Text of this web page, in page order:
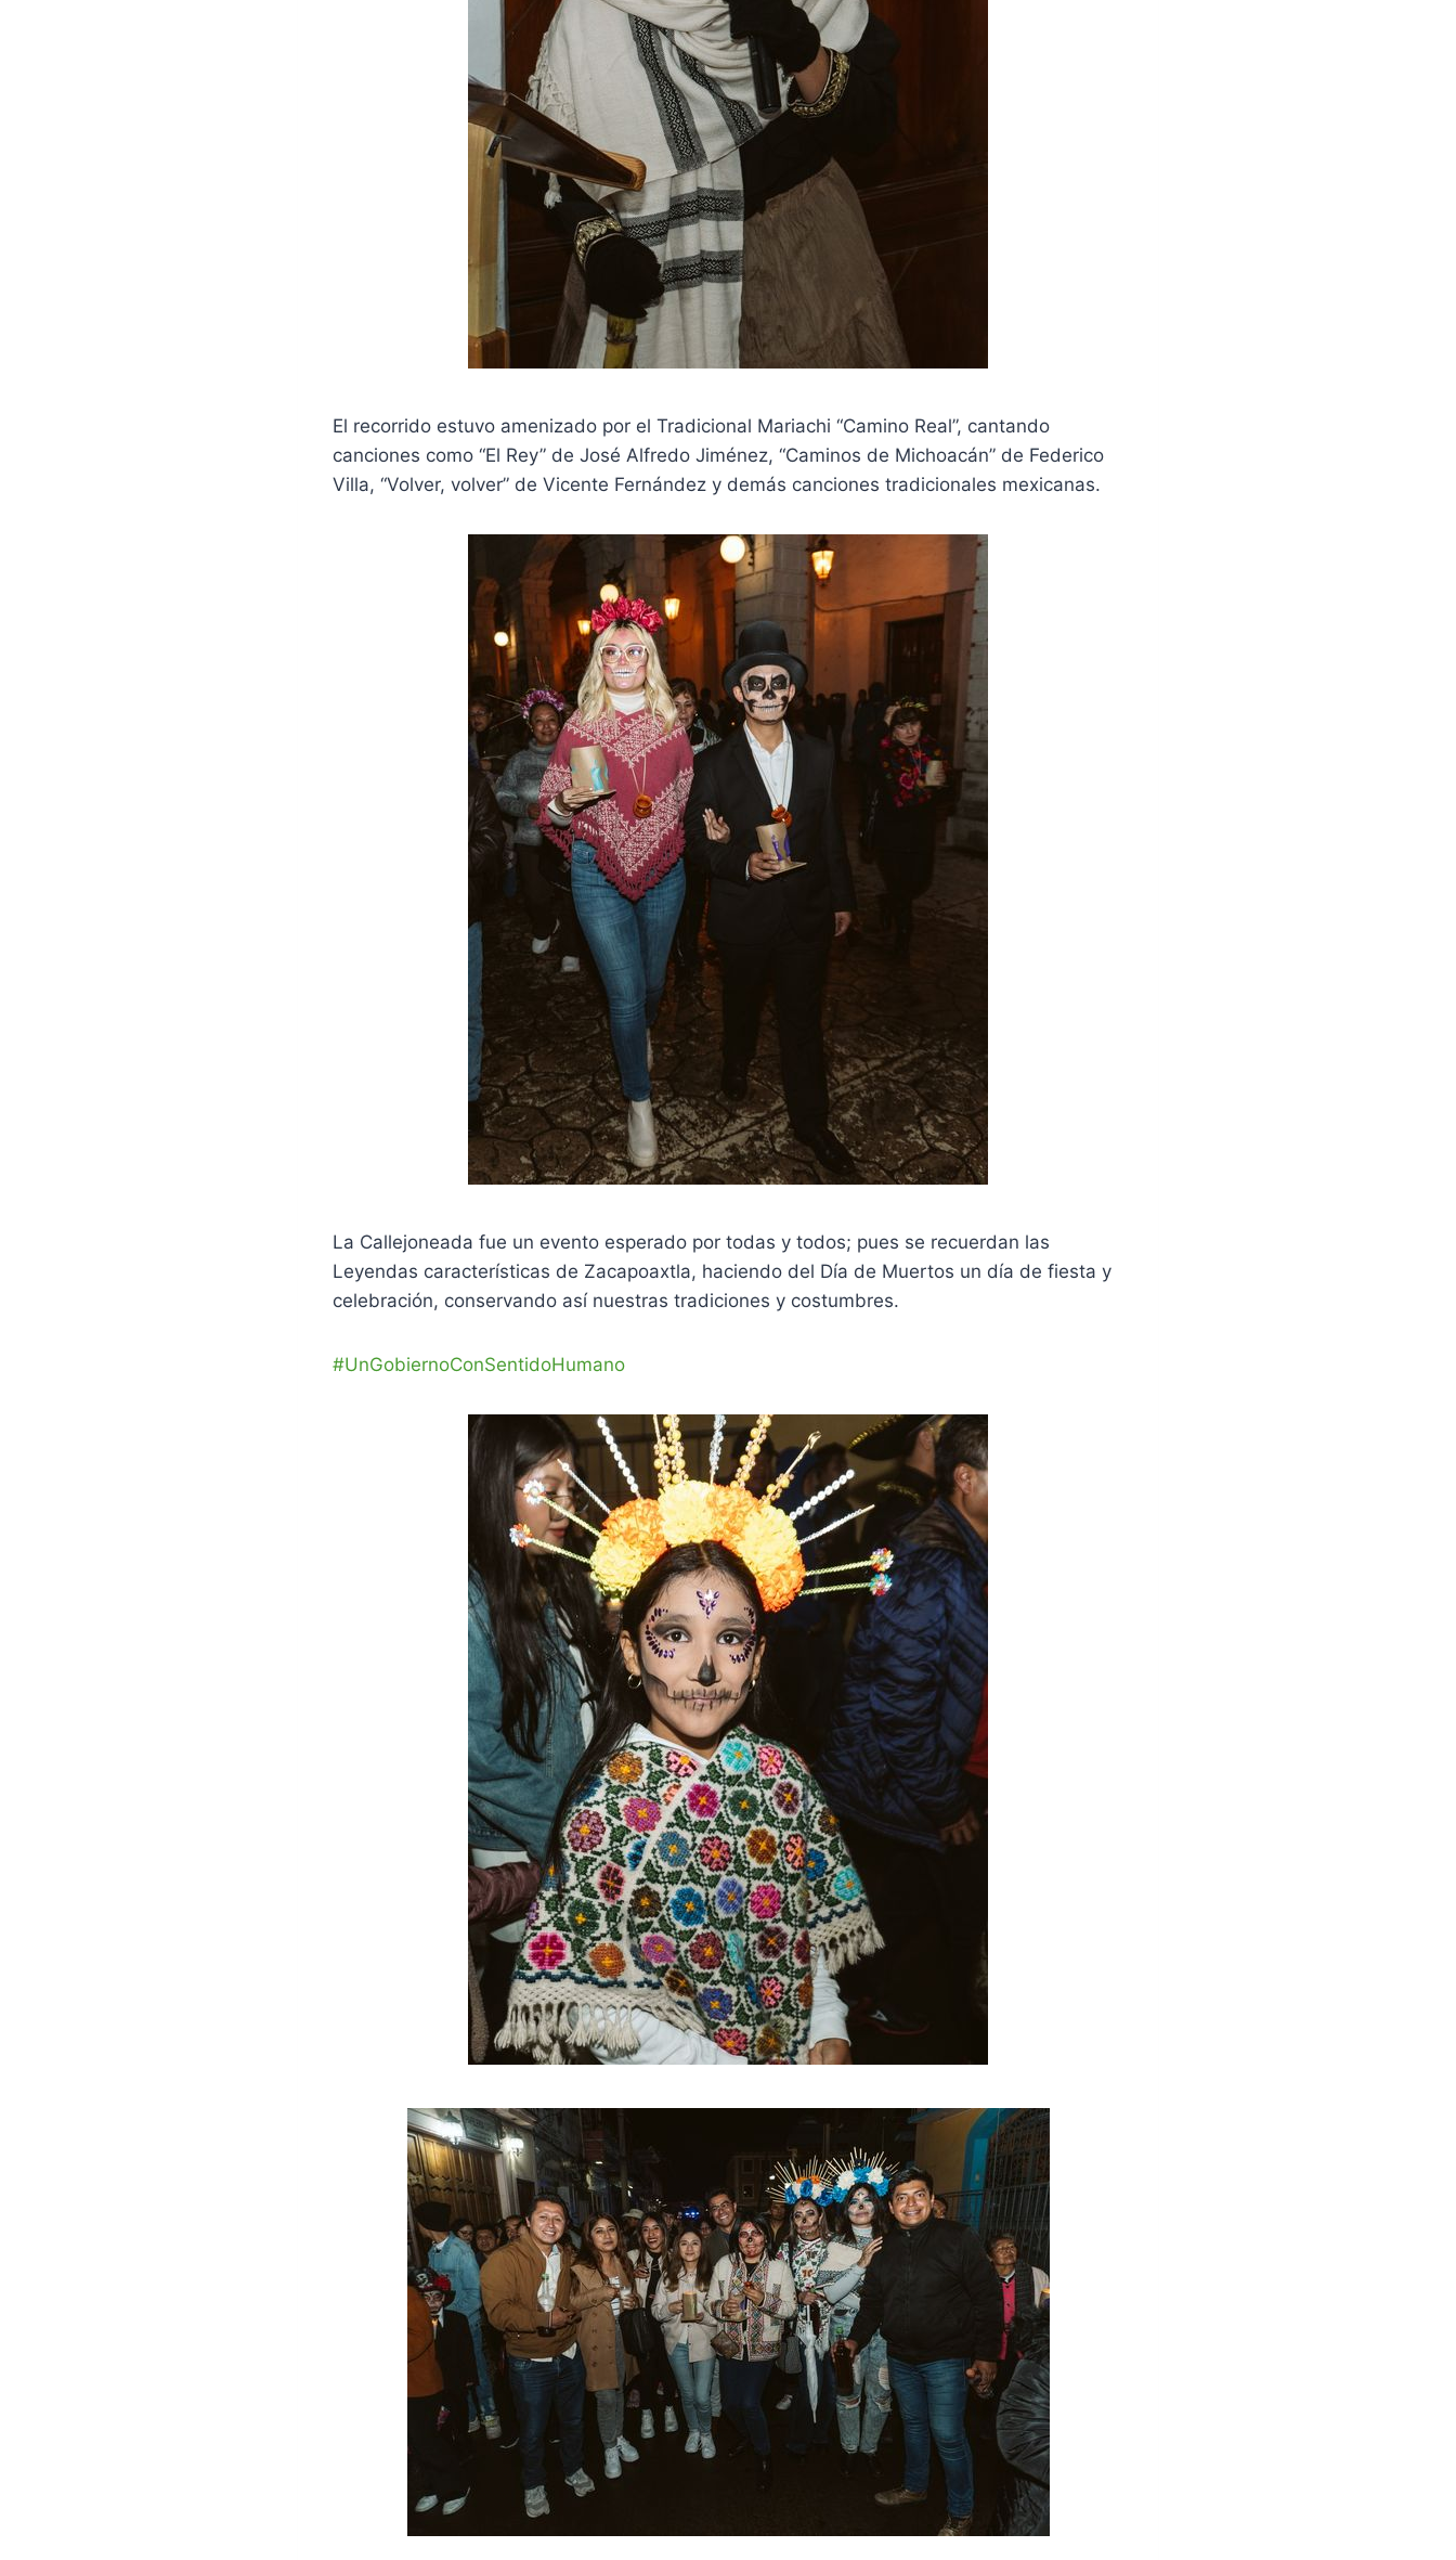
El recorrido estuvo amenizado por el Tradicional Mariachi “Camino Real”, cantando
canciones como “El Rey” de José Alfredo Jiménez, “Caminos de Michoacán” de Federico
Villa, “Volver, volver” de Vicente Fernández y demás canciones tradicionales mexicanas.
La Callejoneada fue un evento esperado por todas y todos; pues se recuerdan las
Leyendas características de Zacapoaxtla, haciendo del Día de Muertos un día de fiesta y
celebración, conservando así nuestras tradiciones y costumbres.
#UnGobiernoConSentidoHumano